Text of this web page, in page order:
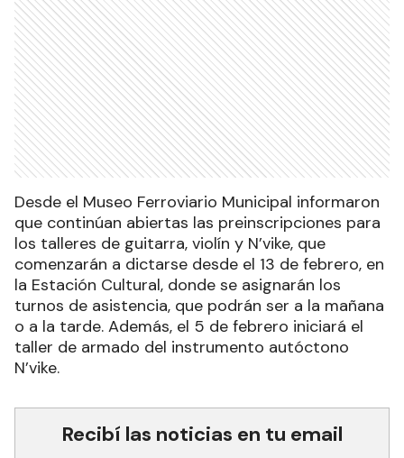
Desde el Museo Ferroviario Municipal informaron
que continúan abiertas las preinscripciones para
los talleres de guitarra, violín y N’vike, que
comenzarán a dictarse desde el 13 de febrero, en
la Estación Cultural, donde se asignarán los
turnos de asistencia, que podrán ser a la mañana
o a la tarde. Además, el 5 de febrero iniciará el
taller de armado del instrumento autóctono
N’vike.
Recibí las noticias en tu email